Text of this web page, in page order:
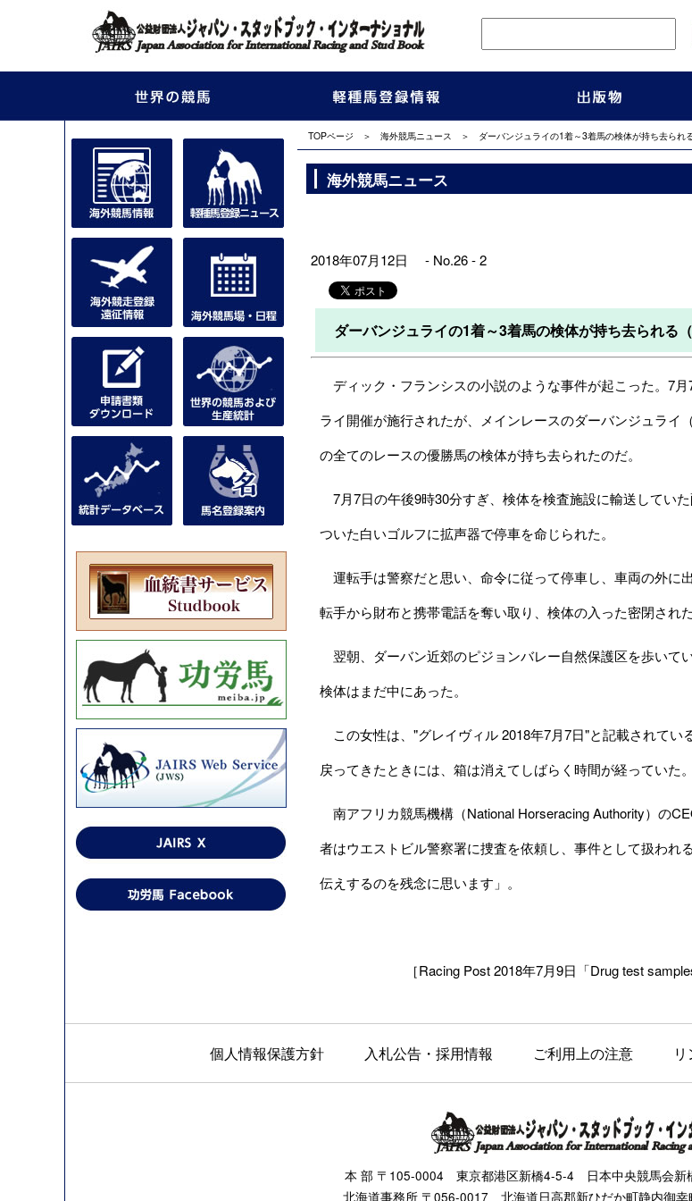
TOPページ ＞ 海外競馬ニュース ＞ ダーバンジュライの1着～3着馬の検体が持ち去られ
海外競馬ニュース
2018年07月12日 - No.26 - 2
ダーバンジュライの1着～3着馬の検体が持ち去られる
ディック・フランシスの小説のような事件が起こった。7
ライ開催が施行されたが、メインレースのダーバンジュラ
の全てのレースの優勝馬の検体が持ち去られたのだ。
7月7日の午後9時30分すぎ、検体を検査施設に輸送してい
ついた白いゴルフに拡声器で停車を命じられた。
運転手は警察だと思い、命令に従って停車し、車両の外に
転手から財布と携帯電話を奪い取り、検体の入った密閉され
翌朝、ダーバン近郊のピジョンバレー自然保護区を歩いて
検体はまだ中にあった。
この女性は、"グレイヴィル 2018年7月7日"と記載されて
戻ってきたときには、箱は消えてしばらく時間が経っていた。
南アフリカ競馬機構（National Horseracing Authority）の
者はウエストビル警察署に捜査を依頼し、事件として扱わ
伝えするのを残念に思います」。
［Racing Post 2018年7月9日「Drug test
個人情報保護方針 入札公告・採用情報 ご利用上の注意
本 部 〒105-0004 東京都港区新橋4-5-4 日本中央競馬会
北海道事務所 〒056-0017 北海道日高郡新ひだか町静内御